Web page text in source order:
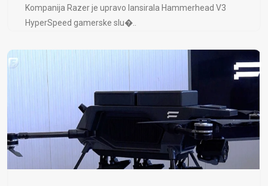
Kompanija Razer je upravo lansirala Hammerhead V3
HyperSpeed ​​gamerske slu�..